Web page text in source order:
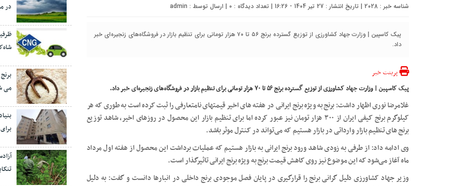
شناسه خبر : 2028 | تاریخ انتشار : 27 تیر 1404 - 16:26 | تعداد دیدگاه : 0 | ارسال توسط : admin
پیک کاسپین | وزارت جهاد کشاورزی از توزیع گسترده برنج ۵۶ تا ۷۰ هزار تومانی برای تنظیم بازار در فروشگاه‌های زنجیره‌ای خبر
داد.
پرینت خبر
پیک کاسپین | وزارت جهاد کشاورزی از توزیع گسترده برنج ۵۶ تا ۷۰ هزار تومانی برای تنظیم بازار در فروشگاه‌های زنجیره‌ای خبر داد.
غلامرضا نوری اظهار داشت: برنج به ویژه برنج ایرانی در هفته های اخیر قیمتهای نامتعارفی را ثبت کرده است به طوری که هر
کیلوگرم برنج کیفی ایران از ۳۰۰ هزار تومان نیز عبور کرده اما برای تنظیم بازار این محصول در روزهای اخیر، شاهد توزیع
برنج های تنظیم بازار وارداتی در بازار هستیم که می‌تواند در کنترل موثر باشد.
وی ادامه داد: از طرفی به زودی شاهد ورود برنج ایرانی به بازار هستیم که عملیات برداشت این محصول از هفته اول مرداد
ماه آغاز می‌شود که این موضوع نیز روی کاهش قیمت برنج به ویژه برنج ایرانی تاثیرگذار است.
وزیر جهاد کشاورزی دلیل گرانی برنج را قرارگیری در پایان فصل موجودی برنج داخلی در انبارها دانست و گفت: به دلیل
در
می